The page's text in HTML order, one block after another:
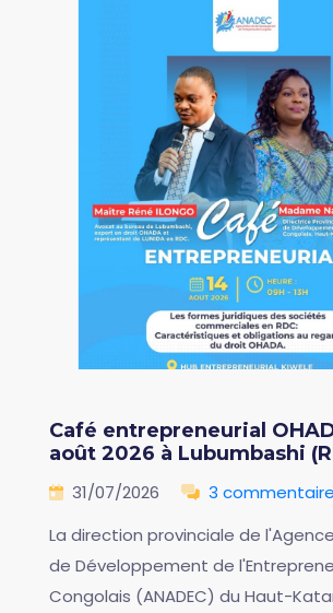
Café entrepreneurial
août 2026 à Lubumbashi
31/07/2026 3
La direction provinciale de
de Développement de
Congolais (ANADEC) du Haut-